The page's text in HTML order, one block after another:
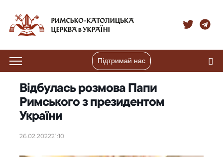
Підтримай нас
Відбулась розмова Папи
Римського з президентом
України
26.02.202221:10